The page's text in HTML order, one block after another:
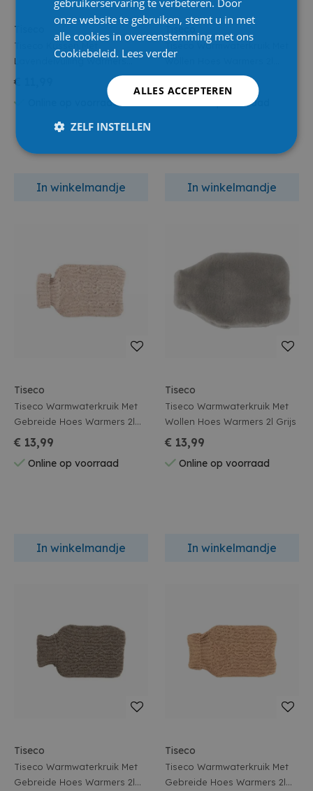
Tiseco
Tiseco Kussen Met
Lavendelvulling Warmers
€ 11,99
Online op voorraad
In winkelmandje
Tiseco
Tiseco Warmwaterkruik Met
Wollen Hoes Warmers 2l
Beige
Online op voorraad
In winkelmandje
Tiseco
Tiseco Warmwaterkruik Met
Gebreide Hoes Warmers 2l
Wit
€ 13,99
Online op voorraad
In winkelmandje
Tiseco
Tiseco Warmwaterkruik Met
Wollen Hoes Warmers 2l Grijs
€ 13,99
Online op voorraad
In winkelmandje
Tiseco
Tiseco Warmwaterkruik Met
Gebreide Hoes Warmers 2l
Tiseco
Tiseco Warmwaterkruik Met
Gebreide Hoes Warmers 2l
onze website te gebruiken, stemt u in met
alle cookies in overeenstemming met ons
Cookiebeleid. Lees verder
ALLES ACCEPTEREN
ZELF INSTELLEN